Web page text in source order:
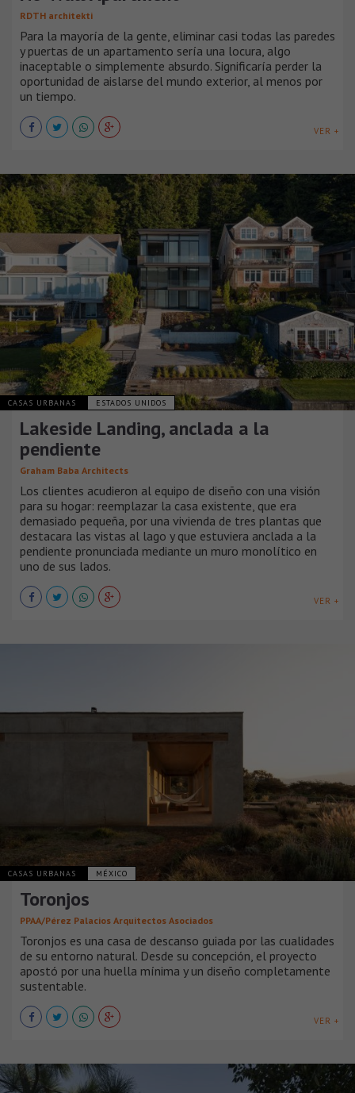
RDTH architekti
Para la mayoría de la gente, eliminar casi todas las paredes
y puertas de un apartamento sería una locura, algo
inaceptable o simplemente absurdo. Significaría perder la
oportunidad de aislarse del mundo exterior, al menos por
un tiempo.
VER +
CASAS URBANAS ESTADOS UNIDOS
Lakeside Landing, anclada a la
pendiente
Graham Baba Architects
Los clientes acudieron al equipo de diseño con una visión
para su hogar: reemplazar la casa existente, que era
demasiado pequeña, por una vivienda de tres plantas que
destacara las vistas al lago y que estuviera anclada a la
pendiente pronunciada mediante un muro monolítico en
uno de sus lados.
VER +
CASAS URBANAS MÉXICO
Toronjos
PPAA/Pérez Palacios Arquitectos Asociados
Toronjos es una casa de descanso guiada por las cualidades
de su entorno natural. Desde su concepción, el proyecto
apostó por una huella mínima y un diseño completamente
sustentable.
VER +